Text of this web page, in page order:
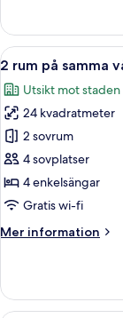
för
fyra
Öppna
alla
foton
för
2
rum
på
samma
11
2 rum på samma
Utsikt mot staden
24 kvadratmeter
2 sovrum
4 sovplatser
4 enkelsängar
Gratis wi-fi
Mer information
Mer
rum
på